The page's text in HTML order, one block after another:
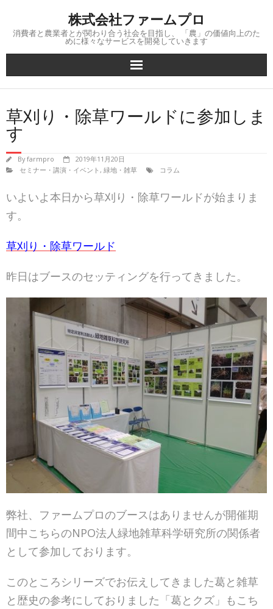
content
株式会社ファームプロ
消費者と農業者とが関わり合う社会を目指し、 「農」の価値向上のた
めに様々なサービスを開発していきます
草刈り・除草ワールドに参加しま
す
Byfarmpro
2019年11月20日
セミナー・講演・イベント , 緑地・雑草 コラム
いよいよ本日から草刈り・除草ワールドが始まりま
す。
草刈り・除草ワールド
昨日はブースのセッティングを行ってきました。
弊社、ファームプロのブースはありませんが開催期
間中こちらのNPO法人緑地雑草科学研究所の関係者
として参加しております。
このところシリーズでお伝えしてきました葛と雑草
と歴史の参考にしておりました「葛とクズ」もこち